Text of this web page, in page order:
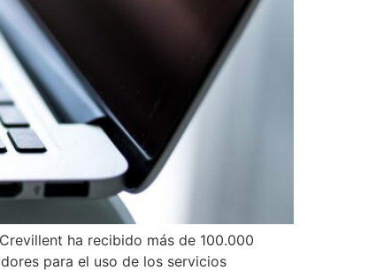
ha recibido más de 100.000
para el uso de los servicios